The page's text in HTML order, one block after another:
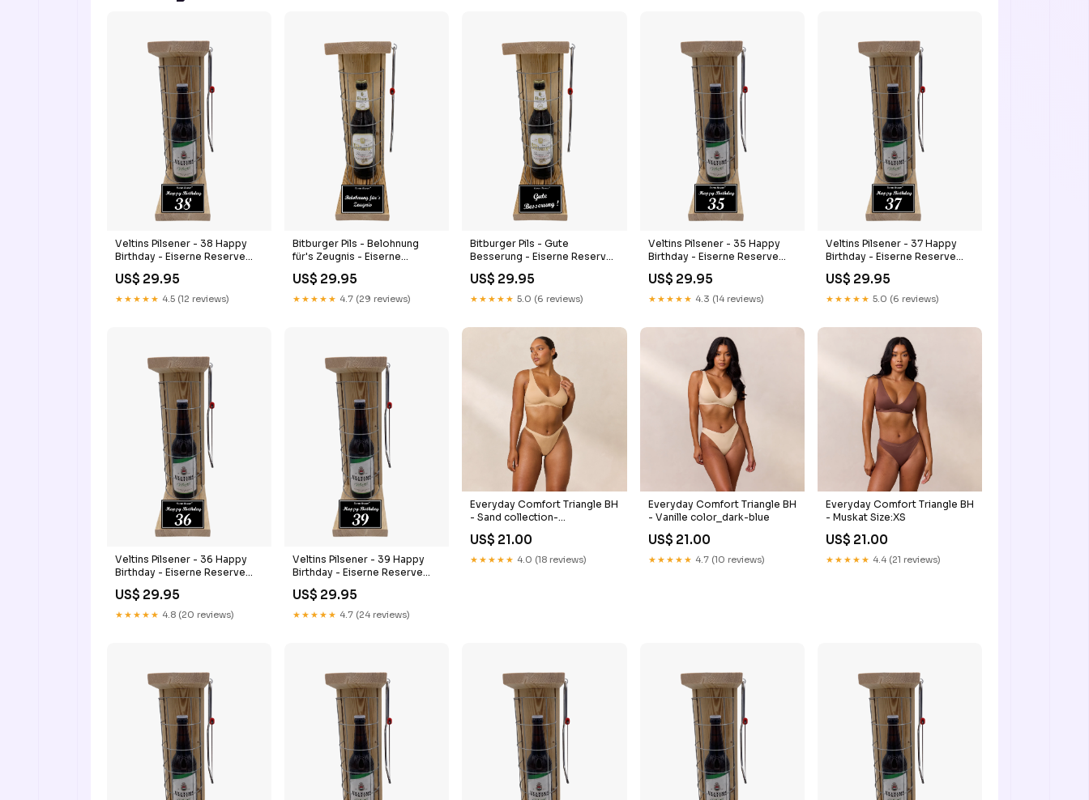
Veltins Pilsener - 38 Happy
Birthday - Eiserne Reserve
Gitterkäfig Bier Geschenk 38.
Geburtstag Geschenke zum
Führerschein
US$ 29.95
★★★★★ 4.5 (12 reviews)
Bitburger Pils - Belohnung
für's Zeugnis - Eiserne
Reserve Gitterkäfig Bier
Geschenk für Zeugnis
Ramazzotti Gitterkäfig
US$ 29.95
★★★★★ 4.7 (29 reviews)
Bitburger Pils - Gute
Besserung - Eiserne Reserve
Gitterkäfig Bier Geschenk zur
Genesung 74.
US$ 29.95
★★★★★ 5.0 (6 reviews)
Veltins Pilsener - 35 Happy
Birthday - Eiserne Reserve
Gitterkäfig Bier Geschenk 35.
Geburtstag Geschenk alles
gute zum neuen Heim
US$ 29.95
★★★★★ 4.3 (14 reviews)
Veltins Pilsener - 37 Happy
Birthday - Eiserne Reserve
Gitterkäfig Bier Geschenk 37.
Geburtstag 46.
US$ 29.95
★★★★★ 5.0 (6 reviews)
Veltins Pilsener - 36 Happy
Birthday - Eiserne Reserve
Gitterkäfig Bier Geschenk 36.
Geburtstag Mutter
US$ 29.95
★★★★★ 4.8 (20 reviews)
Veltins Pilsener - 39 Happy
Birthday - Eiserne Reserve
Gitterkäfig Bier Geschenk 39.
Geburtstag Geschenk zur
Firmung
US$ 29.95
★★★★★ 4.7 (24 reviews)
Everyday Comfort Triangle BH
- Sand collection-
auto_apparel-all
US$ 21.00
★★★★★ 4.0 (18 reviews)
Everyday Comfort Triangle BH
- Vanille color_dark-blue
US$ 21.00
★★★★★ 4.7 (10 reviews)
Everyday Comfort Triangle BH
- Muskat Size:XS
US$ 21.00
★★★★★ 4.4 (21 reviews)